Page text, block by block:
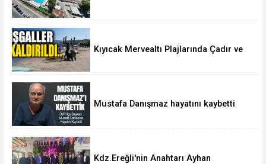
Kıyıcak Mervealtı Plajlarında Çadır ve
Mustafa Danışmaz hayatını kaybetti
Kdz.Ereğli'nin Anahtarı Ayhan